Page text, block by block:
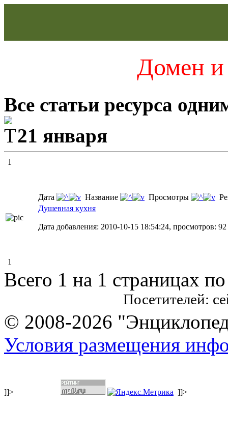
Домен и
Все статьи ресурса
21 января
1
Дата Название Просмотры
Душевная кухня
Дата добавления: 2010-10-15 18:54:24, просмотров: 92
1
Всего 1 на 1 страницах
Посетителей:
© 2008-2026
Условия размещения
]]> ]]>